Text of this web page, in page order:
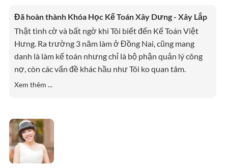
Đã hoàn thành Khóa Học Kế Toán Xây Dưng - Xây Lắp
Thật tình cờ và bất ngờ khi Tôi biết đến Kế Toán Việt
Hưng. Ra trường 3 năm làm ở Đồng Nai, cũng mang
danh là làm kế toán nhưng chỉ là bộ phận quản lý công
nợ, còn các vấn đề khác hầu như Tôi ko quan tâm.
Xem thêm ...